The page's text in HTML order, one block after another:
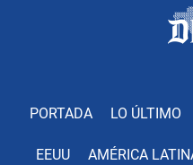
PORTADA LO ÚLTIMO
EEUU AMÉRICA